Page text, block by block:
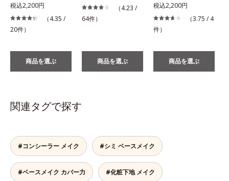
税込2,200円
（4.35 /
20件）
商品を選ぶ
（4.23 /
64件）
商品を選ぶ
税込2,200円
（3.75 / 4
件）
商品を選ぶ
関連タグで探す
#コンシーラー メイク #シミ ベースメイク
#ベースメイク カバー力 #化粧下地 メイク